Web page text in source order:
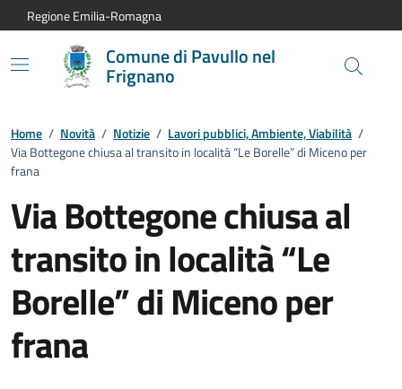
Vai al contenuto principale
Vai alla navigazione del sito
Vai al piede di pagina
Regione Emilia-Romagna
Comune di Pavullo nel
Frignano
Home / Novità / Notizie / Lavori pubblici, Ambiente, Viabilità /
Via Bottegone chiusa al transito in località “Le Borelle” di Miceno per
frana
Via Bottegone chiusa al
transito in località “Le
Borelle” di Miceno per
frana